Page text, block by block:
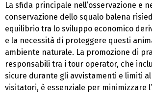
La sfida principale nell’osservazione e
conservazione dello squalo balena
equilibrio tra lo sviluppo economico
e la necessità di proteggere questi
ambiente naturale. La promozione di
responsabili tra i tour operator, che
sicure durante gli avvistamenti e limiti
visitatori, è essenziale per minimizzare